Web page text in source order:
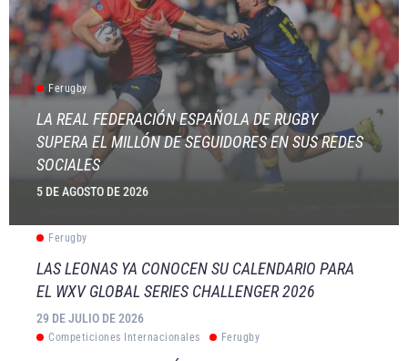
Ferugby
LA REAL FEDERACIÓN ESPAÑOLA DE RUGBY
SUPERA EL MILLÓN DE SEGUIDORES EN SUS REDES
SOCIALES
5 DE AGOSTO DE 2026
Ferugby
LAS LEONAS YA CONOCEN SU CALENDARIO PARA
EL WXV GLOBAL SERIES CHALLENGER 2026
29 DE JULIO DE 2026
Competiciones Internacionales Ferugby